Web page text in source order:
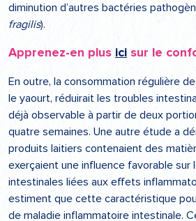
diminution d’autres bactéries
fragilis).
Apprenez-en plus ici sur le
En outre, la consommation régulière
le yaourt, réduirait les troubles
déjà observable à partir de deux
quatre semaines. Une autre étude a
produits laitiers contenaient des
exerçaient une influence favorable sur
intestinales liées aux effets
estiment que cette caractéristique
de maladie inflammatoire intestinale.